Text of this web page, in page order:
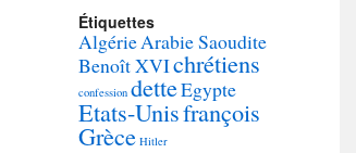
Étiquettes
AlgérieArabie Saoudite
Benoît XVIchrétiens
confession detteEgypte
Etats-Unisfrançois
Grèce Hitler